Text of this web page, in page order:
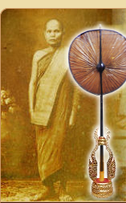
Skip to main content